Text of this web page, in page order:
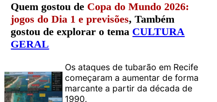
Quem gostou de Copa do Mundo 2026:
jogos do Dia 1 e previsões, Também
gostou de explorar o tema CULTURA
GERAL
Os ataques de tubarão em Recife
começaram a aumentar de forma
marcante a partir da década de
1990.